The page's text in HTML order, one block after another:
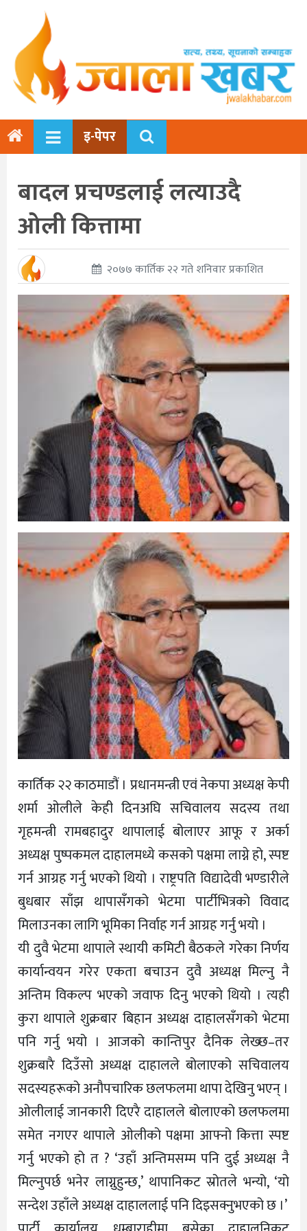
इ-पेपर
बादल प्रचण्डलाई लत्याउदै
ओली कित्तामा
२०७७ कार्तिक २२ गते शनिवार प्रकाशित
कार्तिक २२ काठमाडौं । प्रधानमन्त्री एवं नेकपा अध्यक्ष केपी
शर्मा ओलीले केही दिनअघि सचिवालय सदस्य तथा
गृहमन्त्री रामबहादुर थापालाई बोलाएर आफू र अर्का
अध्यक्ष पुष्पकमल दाहालमध्ये कसको पक्षमा लाग्ने हो, स्पष्ट
गर्न आग्रह गर्नु भएको थियो । राष्ट्रपति विद्यादेवी भण्डारीले
बुधबार साँझ थापासँगको भेटमा पार्टीभित्रको विवाद
मिलाउनका लागि भूमिका निर्वाह गर्न आग्रह गर्नु भयो ।
यी दुवै भेटमा थापाले स्थायी कमिटी बैठकले गरेका निर्णय
कार्यान्वयन गरेर एकता बचाउन दुवै अध्यक्ष मिल्नु नै
अन्तिम विकल्प भएको जवाफ दिनु भएको थियो । त्यही
कुरा थापाले शुक्रबार बिहान अध्यक्ष दाहालसँगको भेटमा
पनि गर्नु भयो । आजको कान्तिपुर दैनिक लेख्छ–तर
शुक्रबारै दिउँसो अध्यक्ष दाहालले बोलाएको सचिवालय
सदस्यहरूको अनौपचारिक छलफलमा थापा देखिनु भएन् ।
ओलीलाई जानकारी दिएरै दाहालले बोलाएको छलफलमा
समेत नगएर थापाले ओलीको पक्षमा आफ्नो कित्ता स्पष्ट
गर्नु भएको हो त ? ‘उहाँ अन्तिमसम्म पनि दुई अध्यक्ष नै
मिल्नुपर्छ भनेर लाग्नुहुन्छ,’ थापानिकट स्रोतले भन्यो, ‘यो
सन्देश उहाँले अध्यक्ष दाहाललाई पनि दिइसक्नुभएको छ ।’